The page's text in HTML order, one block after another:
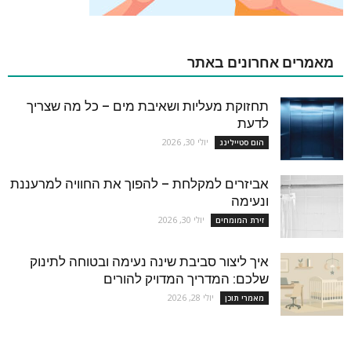
מאמרים אחרונים באתר
תחזוקת מעליות ושאיבת מים – כל מה שצריך
לדעת
הום סטיילינג יולי 30, 2026
אביזרים למקלחת – להפוך את החוויה למרעננת
ונעימה
זירת המומחים יולי 30, 2026
איך ליצור סביבת שינה נעימה ובטוחה לתינוק
שלכם: המדריך המדויק להורים
מאמרי תוכן יולי 28, 2026